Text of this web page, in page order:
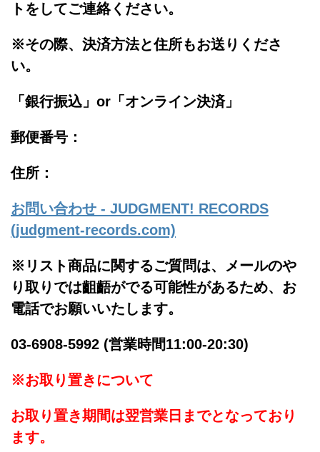
トをしてご連絡ください。
※その際、決済方法と住所もお送りくださ
い。
「銀行振込」or「 オンライン決済」
郵便番号：
住所：
お問い合わせ - JUDGMENT! RECORDS
(judgment-records.com)
※リスト商品に関するご質問は、メールのや
り取りでは齟齬がでる可能性があるため、お
電話でお願いいたします。
03-6908-5992 (営業時間11:00-20:30)
※お取り置きについて
お取り置き期間は翌営業日までとなっており
ます。